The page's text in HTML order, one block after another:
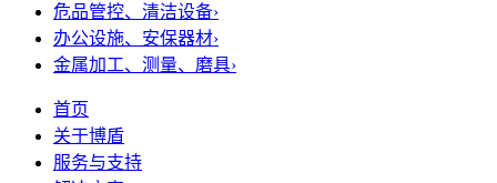
危品管控、清洁设备›
办公设施、安保器材›
金属加工、测量、磨具›
首页
关于博盾
服务与支持